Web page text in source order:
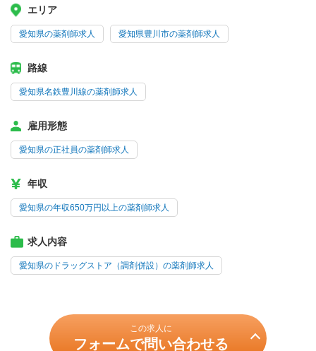
エリア
愛知県の薬剤師求人 愛知県豊川市の薬剤師求人
路線
愛知県名鉄豊川線の薬剤師求人
雇用形態
愛知県の正社員の薬剤師求人
年収
愛知県の年収650万円以上の薬剤師求人
求人内容
愛知県のドラッグストア（調剤併設）の薬剤師求人
この求人に
フォームで問い合わせる